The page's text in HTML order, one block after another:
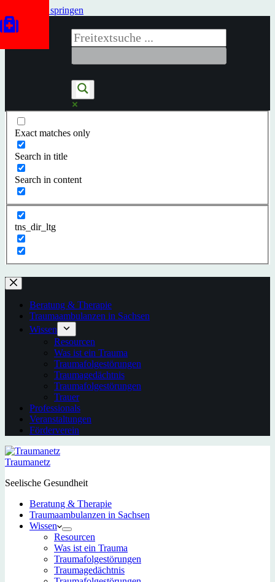
Zum Inhalt springen
Exact matches only
Search in title
Search in content
tns_dir_ltg
Beratung & Therapie
Traumaambulanzen in Sachsen
Wissen
Resourcen
Was ist ein Trauma
Traumafolgestörungen
Traumagedächtnis
Traumafolgestörungen
Trauer
Professionals
Veranstaltungen
Förderverein
Traumanetz
Seelische Gesundheit
Beratung & Therapie
Traumaambulanzen in Sachsen
Wissen
Resourcen
Was ist ein Trauma
Traumafolgestörungen
Traumagedächtnis